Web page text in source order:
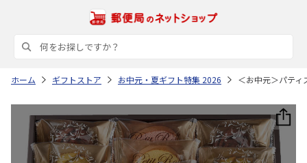
ホーム ギフトストア お中元・夏ギフト特集 2026 ＜お中元＞パテ